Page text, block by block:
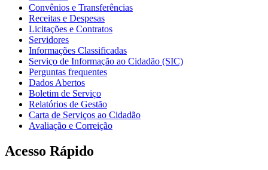
Convênios e Transferências
Receitas e Despesas
Licitações e Contratos
Servidores
Informações Classificadas
Serviço de Informação ao Cidadão (SIC)
Perguntas frequentes
Dados Abertos
Boletim de Serviço
Relatórios de Gestão
Carta de Serviços ao Cidadão
Avaliação e Correição
Acesso Rápido